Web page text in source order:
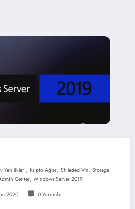
Yenilikleri, Kripto Ağlar, Shileded Vm, Storage
Center, Windows Server 2019
2020 0 Yorumlar